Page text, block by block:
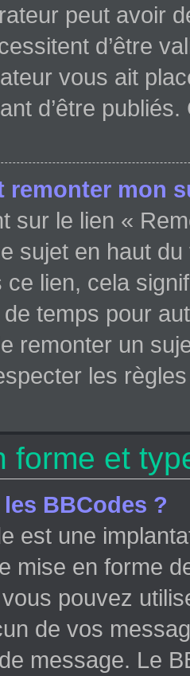
peut avoir
d’être
vous ait
d’être
remonter mon
sur le lien «
sujet en haut du
ce lien, cela
de temps pour
remonter un
les
forme et
BBCodes ?
est une
mise en forme
pouvez
de vos
message. Le